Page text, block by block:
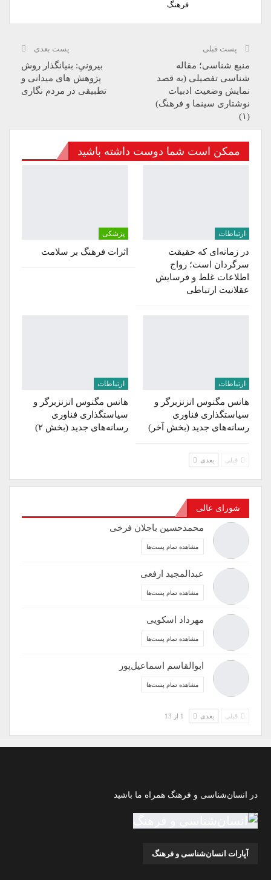
فرهنگ
پست قبلی
منبع شناسی؛ مقاله
شناسی تفصیلی (به قصد
نمایش وضعیت ادبیات
نوشتاری سینما و فرهنگ)
پست بعدی
بیرونیِ: بنیانگذار روش
پژوهش های میدانی و
تطبیقی در مردم نگاری
ممکن است شما دوست داشته باشید
ارتباطات
در زمانه‌ای که حقیقت
سرگردان است؛ رواج
اطلاعات غلط و فرسایش
عقلانیت ارتباطی
پزشکی
اثرات فرهنگ بر سلامت
ارتباطات
هانس مگنوس انزنزبرگر و
سیاستگذاری فناوری
رسانه‌های جدید (بخش آخر)
ارتباطات
هانس مگنوس انزنزبرگر و
سیاستگذاری فناوری
رسانه‌های جدید (بخش ۲)
قبلی بعدی
شورای عالی
محمدحسین باجلان فرخی
مشاهده تمام پست‌ها
عبدالمجید ارفعی
مشاهده تمام پست‌ها
مهرداد اسکویی
مشاهده تمام پست‌ها
ابوالقاسم اسماعیل‌پور
مشاهده تمام پست‌ها
قبلی بعدی
در انسان‌شناسی و فرهنگ همراه ما باشید
آپارات انسان‌شناسی و فرهنگ